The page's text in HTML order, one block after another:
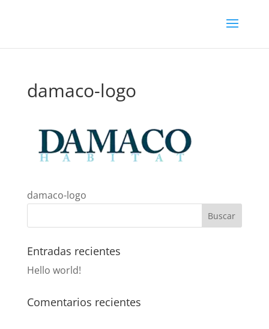
damaco-logo
damaco-logo
Entradas recientes
Hello world!
Comentarios recientes